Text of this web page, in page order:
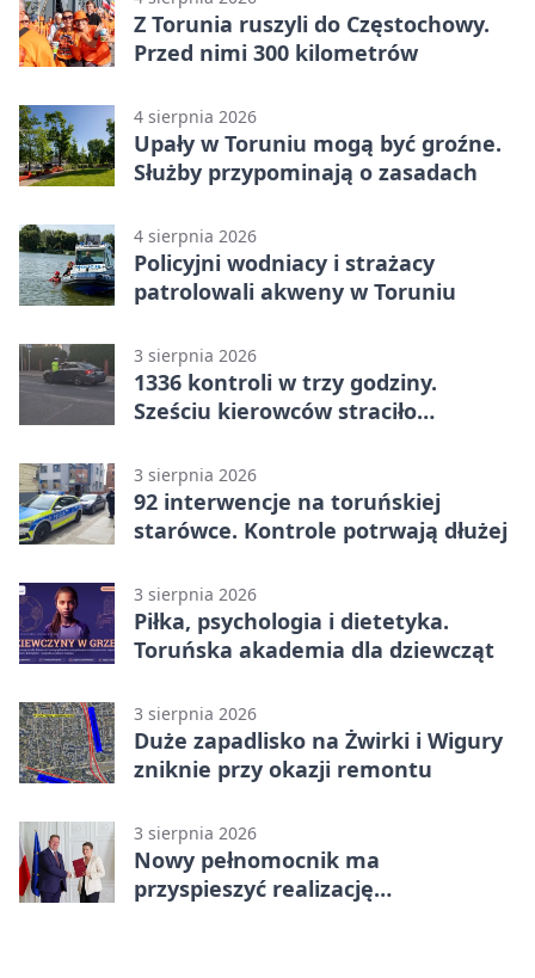
Z Torunia ruszyli do Częstochowy.
Przed nimi 300 kilometrów
4 sierpnia 2026
Upały w Toruniu mogą być groźne.
Służby przypominają o zasadach
4 sierpnia 2026
Policyjni wodniacy i strażacy
patrolowali akweny w Toruniu
3 sierpnia 2026
1336 kontroli w trzy godziny.
Sześciu kierowców straciło
3 sierpnia 2026
92 interwencje na toruńskiej
starówce. Kontrole potrwają dłużej
3 sierpnia 2026
Piłka, psychologia i dietetyka.
Toruńska akademia dla dziewcząt
3 sierpnia 2026
Duże zapadlisko na Żwirki i Wigury
zniknie przy okazji remontu
3 sierpnia 2026
Nowy pełnomocnik ma
przyspieszyć realizację